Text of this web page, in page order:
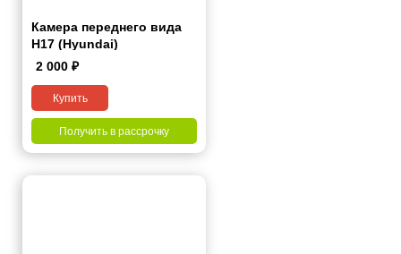
Камера переднего вида
H17 (Hyundai)
2 000 ₽
Купить
Получить в рассрочку